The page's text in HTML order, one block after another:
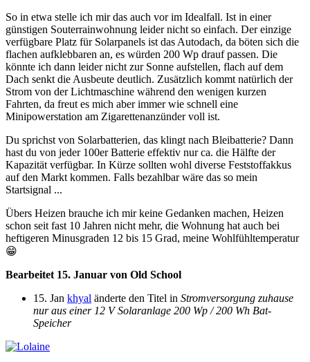
So in etwa stelle ich mir das auch vor im Idealfall. Ist in einer
günstigen Souterrainwohnung leider nicht so einfach. Der einzige
verfügbare Platz für Solarpanels ist das Autodach, da böten sich die
flachen aufklebbaren an, es würden 200 Wp drauf passen. Die
könnte ich dann leider nicht zur Sonne aufstellen, flach auf dem
Dach senkt die Ausbeute deutlich. Zusätzlich kommt natürlich der
Strom von der Lichtmaschine während den wenigen kurzen
Fahrten, da freut es mich aber immer wie schnell eine
Minipowerstation am Zigarettenanzünder voll ist.
Du sprichst von Solarbatterien, das klingt nach Bleibatterie? Dann
hast du von jeder 100er Batterie effektiv nur ca. die Hälfte der
Kapazität verfügbar. In Kürze sollten wohl diverse Feststoffakkus
auf den Markt kommen. Falls bezahlbar wäre das so mein
Startsignal ...
Übers Heizen brauche ich mir keine Gedanken machen, Heizen
schon seit fast 10 Jahren nicht mehr, die Wohnung hat auch bei
heftigeren Minusgraden 12 bis 15 Grad, meine Wohlfühltemperatur
😁
Bearbeitet 15. Januar von Old School
15. Jan khyal änderte den Titel in Stromversorgung zuhause
nur aus einer 12 V Solaranlage 200 Wp / 200 Wh Bat-
Speicher